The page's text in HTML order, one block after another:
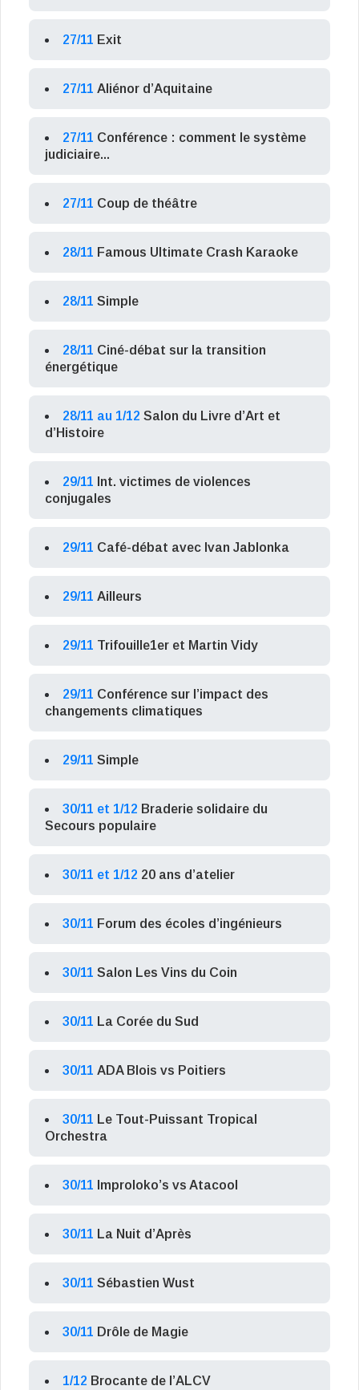
27/11 Exit
27/11 Aliénor d’Aquitaine
27/11 Conférence : comment le système
judiciaire...
27/11 Coup de théâtre
28/11 Famous Ultimate Crash Karaoke
28/11 Simple
28/11 Ciné-débat sur la transition
énergétique
28/11 au 1/12 Salon du Livre d’Art et
d’Histoire
29/11 Int. victimes de violences
conjugales
29/11 Café-débat avec Ivan Jablonka
29/11 Ailleurs
29/11 Trifouille1er et Martin Vidy
29/11 Conférence sur l’impact des
changements climatiques
29/11 Simple
30/11 et 1/12 Braderie solidaire du
Secours populaire
30/11 et 1/12 20 ans d’atelier
30/11 Forum des écoles d’ingénieurs
30/11 Salon Les Vins du Coin
30/11 La Corée du Sud
30/11 ADA Blois vs Poitiers
30/11 Le Tout-Puissant Tropical
Orchestra
30/11 Improloko’s vs Atacool
30/11 La Nuit d’Après
30/11 Sébastien Wust
30/11 Drôle de Magie
1/12 Brocante de l’ALCV